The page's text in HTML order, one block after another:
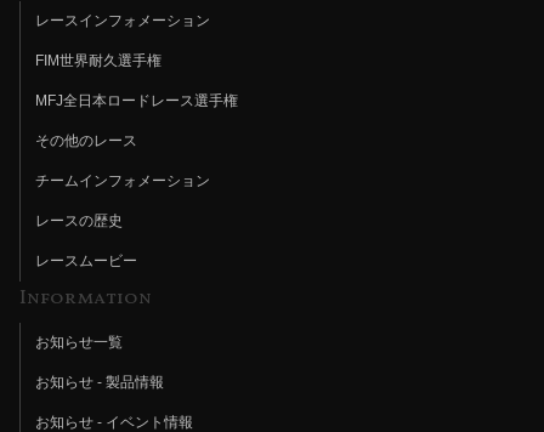
レースインフォメーション
FIM世界耐久選手権
MFJ全日本ロードレース選手権
その他のレース
チームインフォメーション
レースの歴史
レースムービー
Information
お知らせ一覧
お知らせ - 製品情報
お知らせ - イベント情報